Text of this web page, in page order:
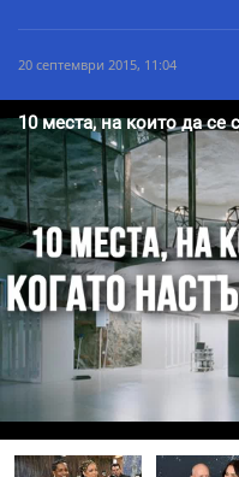
20 септември 2015, 11:04